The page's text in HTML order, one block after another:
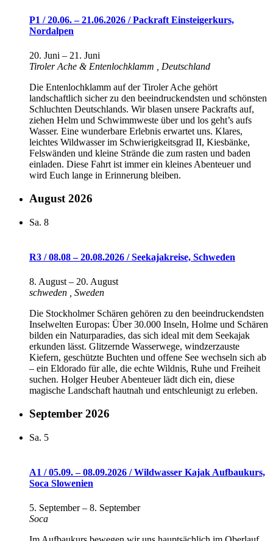
P1 / 20.06. – 21.06.2026 / Packraft Einsteigerkurs,
Nordalpen
20. Juni – 21. Juni
Tiroler Ache & Entenlochklamm
, Deutschland
Die Entenlochklamm auf der Tiroler Ache gehört
landschaftlich sicher zu den beeindruckendsten und schönsten
Schluchten Deutschlands. Wir blasen unsere Packrafts auf,
ziehen Helm und Schwimmweste über und los geht’s aufs
Wasser. Eine wunderbare Erlebnis erwartet uns. Klares,
leichtes Wildwasser im Schwierigkeitsgrad II, Kiesbänke,
Felswänden und kleine Strände die zum rasten und baden
einladen. Diese Fahrt ist immer ein kleines Abenteuer und
wird Euch lange in Erinnerung bleiben.
August 2026
Sa. 8
R3 / 08.08 – 20.08.2026 / Seekajakreise, Schweden
8. August – 20. August
schweden
, Sweden
Die Stockholmer Schären gehören zu den beeindruckendsten
Inselwelten Europas: Über 30.000 Inseln, Holme und Schären
bilden ein Naturparadies, das sich ideal mit dem Seekajak
erkunden lässt. Glitzernde Wasserwege, windzerzauste
Kiefern, geschützte Buchten und offene See wechseln sich ab
– ein Eldorado für alle, die echte Wildnis, Ruhe und Freiheit
suchen. Holger Heuber Abenteuer lädt dich ein, diese
magische Landschaft hautnah und entschleunigt zu erleben.
September 2026
Sa. 5
A1 / 05.09. – 08.09.2026 / Wildwasser Kajak Aufbaukurs,
Soca Slowenien
5. September– 8. September
Soca